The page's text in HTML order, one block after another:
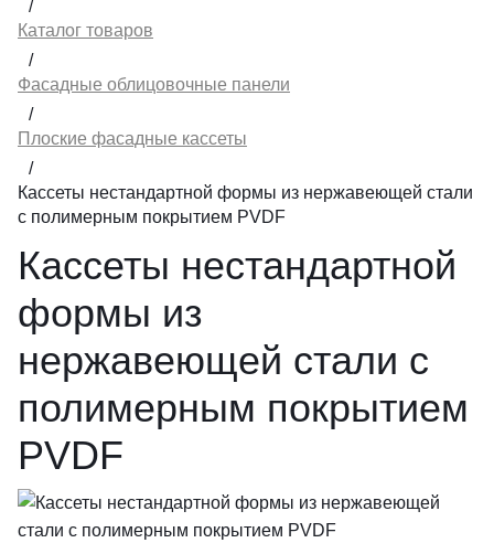
/
Каталог товаров
/
Фасадные облицовочные панели
/
Плоские фасадные кассеты
/
Кассеты нестандартной формы из нержавеющей стали
с полимерным покрытием PVDF
Кассеты нестандартной
формы из
нержавеющей стали с
полимерным покрытием
PVDF